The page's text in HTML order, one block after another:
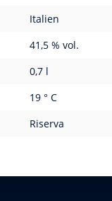
Italien
41,5 % vol.
0,7 l
19 ° C
Riserva